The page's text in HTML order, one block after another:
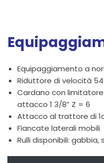
Equipaggiamento a
Riduttore di velocità
Cardano con
attacco 1 3/8” Z = 6
Attacco al trattore di
Fiancate laterali mobili
Rulli disponibili: